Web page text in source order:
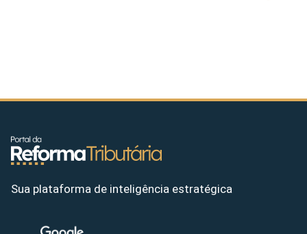
Sua plataforma de inteligência estratégica